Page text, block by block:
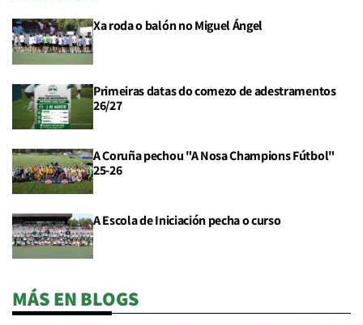
Xa roda o balón no Miguel Ángel
Primeiras datas do comezo de adestramentos
26/27
A Coruña pechou "A Nosa Champions Fútbol"
25-26
A Escola de Iniciación pecha o curso
MÁS EN BLOGS